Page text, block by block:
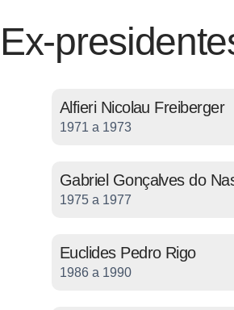
Ex-
Alfieri Nicolau Freiberger
1971 a 1973
Gabriel Gonçalves do
1975 a 1977
Euclides Pedro Rigo
1986 a 1990